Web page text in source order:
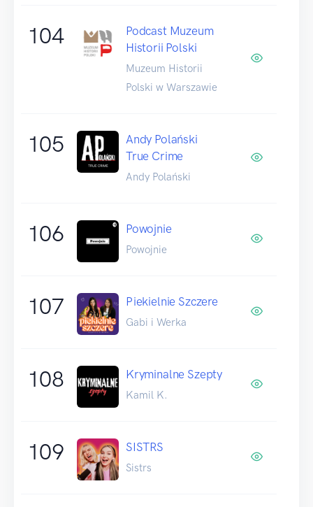
104
Podcast Muzeum
Historii Polski
Muzeum Historii
Polski w Warszawie
105
Andy Polański
True Crime
Andy Polański
106 Powojnie
Powojnie
107 Piekielnie Szczere
Gabi i Werka
108 Kryminalne Szepty
Kamil K.
109 SISTRS
Sistrs